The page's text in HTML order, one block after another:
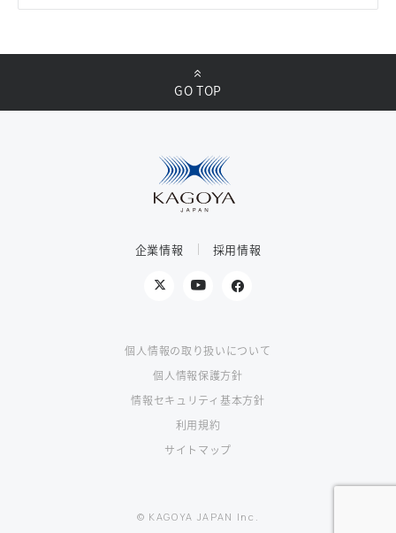
企業情報 採用情報
個人情報の取り扱いについて
個人情報保護方針
情報セキュリティ基本方針
利用規約
サイトマップ
© KAGOYA JAPAN Inc.
GO TOP